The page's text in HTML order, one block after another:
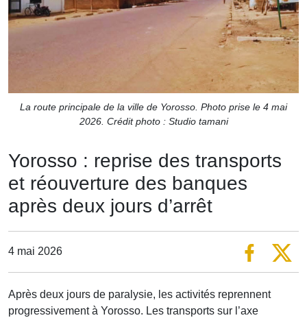
La route principale de la ville de Yorosso. Photo prise le 4 mai
2026. Crédit photo : Studio tamani
Yorosso : reprise des transports
et réouverture des banques
après deux jours d’arrêt
4 mai 2026
Après deux jours de paralysie, les activités reprennent
progressivement à Yorosso. Les transports sur l’axe